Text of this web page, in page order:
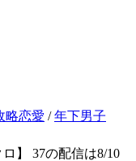
略恋愛 /年下男子
】 37の配信は8/10